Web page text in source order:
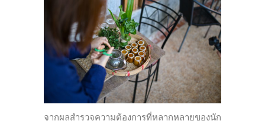
จากผลสำรวจความต้องการที่หลากหลายของนัก